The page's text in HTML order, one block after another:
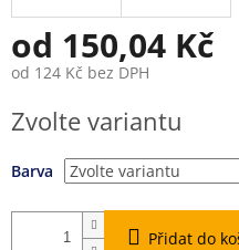
od 150,04 Kč
od 124 Kč bez DPH
cena:
Zvolte variantu
Barva
Přidat do